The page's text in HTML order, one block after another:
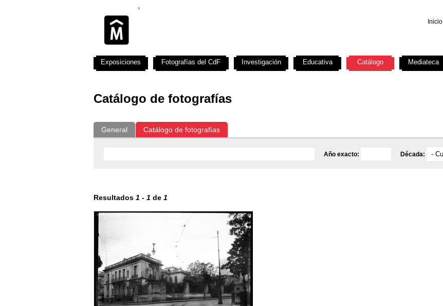
Inicio
Catálogo de fotografías
General Catálogo de fotografías
Año exacto: Década:
Resultados 1 - 1 de 1
Exposiciones Fotografías del CdF Investigación Educativa Catálogo Mediateca